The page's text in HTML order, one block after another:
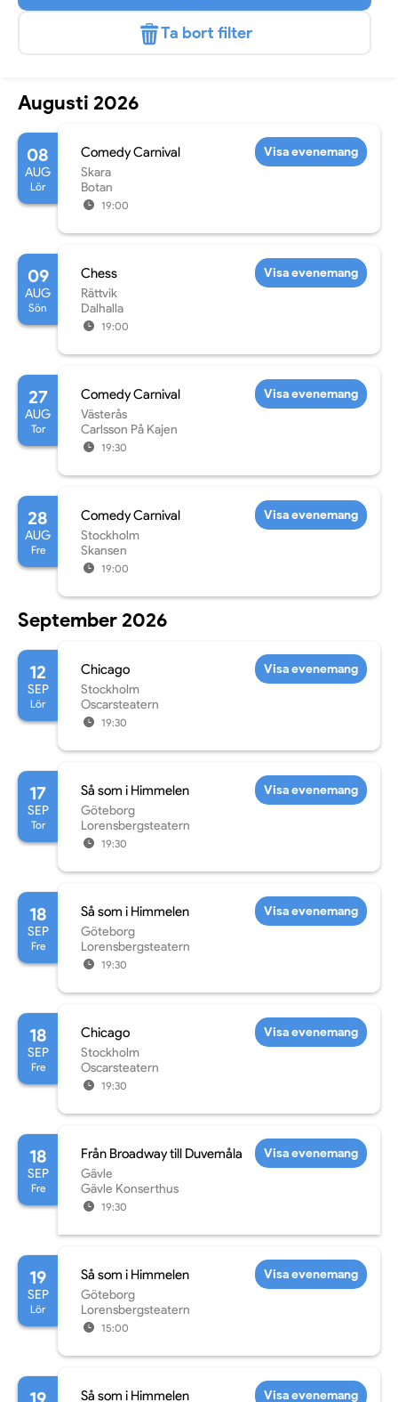
Ta bort filter
Augusti 2026
08
AUG
Lör
Comedy Carnival
Skara
Botan
19:00
Visa evenemang
09
AUG
Sön
Chess
Rättvik
Dalhalla
19:00
Visa evenemang
27
AUG
Tor
Comedy Carnival
Västerås
Carlsson På Kajen
19:30
Visa evenemang
28
AUG
Fre
Comedy Carnival
Stockholm
Skansen
19:00
Visa evenemang
September 2026
12
SEP
Lör
Chicago
Stockholm
Oscarsteatern
19:30
Visa evenemang
17
SEP
Tor
Så som i Himmelen
Göteborg
Lorensbergsteatern
19:30
Visa evenemang
18
SEP
Fre
Så som i Himmelen
Göteborg
Lorensbergsteatern
19:30
Visa evenemang
18
SEP
Fre
Chicago
Stockholm
Oscarsteatern
19:30
Visa evenemang
18
SEP
Fre
Från Broadway till Duvemåla
Gävle
Gävle Konserthus
19:30
Visa evenemang
19
SEP
Lör
Så som i Himmelen
Göteborg
Lorensbergsteatern
15:00
Visa evenemang
Så som i Himmelen Visa evenemang